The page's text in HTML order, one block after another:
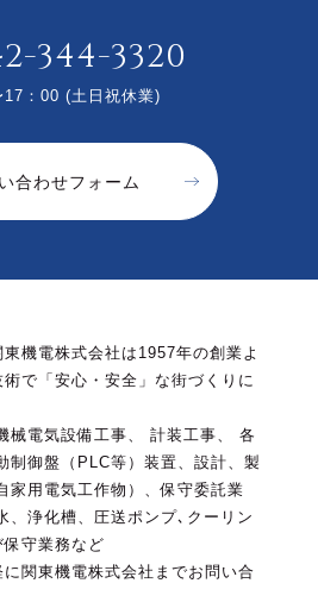
344-3320
17：00 (土日祝休業)
合わせフォーム
機電株式会社は1957年の創業よ
で「安心・安全」な街づくりに
械電気設備工事、 計装工事、 各
制御盤（PLC等）装置、設計、製
家用電気工作物）、保守委託業
、浄化槽、圧送ポンプ､クーリン
守業務など
関東機電株式会社までお問い合